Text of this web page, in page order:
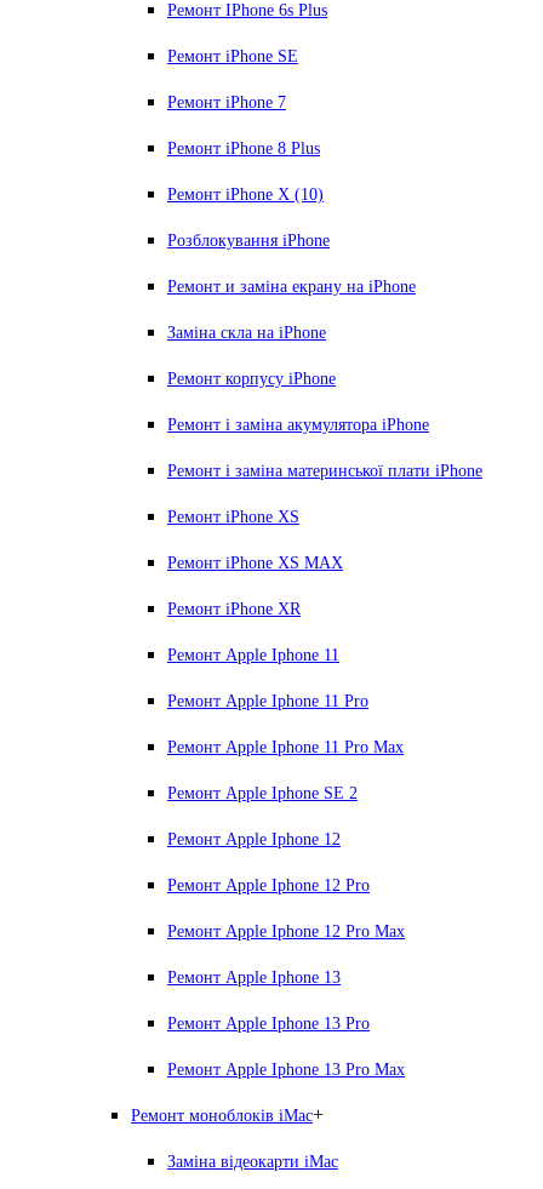
Ремонт IPhone 6s Plus
Ремонт iPhone SE
Ремонт iPhone 7
Ремонт iPhone 8 Plus
Ремонт iPhone X (10)
Розблокування iPhone
Ремонт и заміна екрану на iPhone
Заміна скла на iPhone
Ремонт корпусу iPhone
Ремонт і заміна акумулятора iPhone
Ремонт і заміна материнської плати iPhone
Ремонт iPhone XS
Ремонт iPhone XS MAX
Ремонт iPhone XR
Ремонт Apple Iphone 11
Ремонт Apple Iphone 11 Pro
Ремонт Apple Iphone 11 Pro Max
Ремонт Apple Iphone SE 2
Ремонт Apple Iphone 12
Ремонт Apple Iphone 12 Pro
Ремонт Apple Iphone 12 Pro Max
Ремонт Apple Iphone 13
Ремонт Apple Iphone 13 Pro
Ремонт Apple Iphone 13 Pro Max
Ремонт моноблоків iMac+
Заміна відеокарти iMac